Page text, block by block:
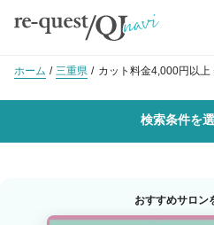
ホーム 三重県 カット料金4,000円以
検索条件を
おすすめサロン